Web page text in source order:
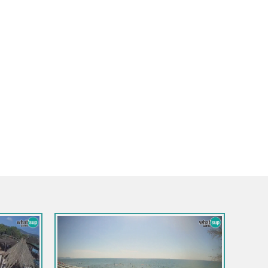
Italija / Toskana / Firenca